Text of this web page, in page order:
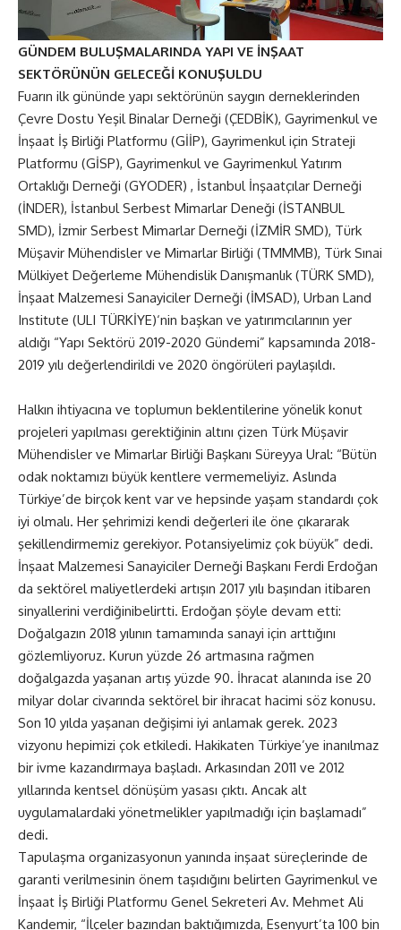
GÜNDEM BULUŞMALARINDA YAPI VE İNŞAAT
SEKTÖRÜNÜN GELECEĞİ KONUŞULDU
Fuarın ilk gününde yapı sektörünün saygın derneklerinden
Çevre Dostu Yeşil Binalar Derneği (ÇEDBİK), Gayrimenkul ve
İnşaat İş Birliği Platformu (GİİP), Gayrimenkul için Strateji
Platformu (GİSP), Gayrimenkul ve Gayrimenkul Yatırım
Ortaklığı Derneği (GYODER) , İstanbul İnşaatçılar Derneği
(İNDER), İstanbul Serbest Mimarlar Deneği (İSTANBUL
SMD), İzmir Serbest Mimarlar Derneği (İZMİR SMD), Türk
Müşavir Mühendisler ve Mimarlar Birliği (TMMMB), Türk Sınai
Mülkiyet Değerleme Mühendislik Danışmanlık (TÜRK SMD),
İnşaat Malzemesi Sanayiciler Derneği (İMSAD), Urban Land
Institute (ULI TÜRKİYE)‘nin başkan ve yatırımcılarının yer
aldığı “Yapı Sektörü 2019-2020 Gündemi” kapsamında 2018-
2019 yılı değerlendirildi ve 2020 öngörüleri paylaşıldı.
Halkın ihtiyacına ve toplumun beklentilerine yönelik konut
projeleri yapılması gerektiğinin altını çizen Türk Müşavir
Mühendisler ve Mimarlar Birliği Başkanı Süreyya Ural: “Bütün
odak noktamızı büyük kentlere vermemeliyiz. Aslında
Türkiye’de birçok kent var ve hepsinde yaşam standardı çok
iyi olmalı. Her şehrimizi kendi değerleri ile öne çıkararak
şekillendirmemiz gerekiyor. Potansiyelimiz çok büyük” dedi.
İnşaat Malzemesi Sanayiciler Derneği Başkanı Ferdi Erdoğan
da sektörel maliyetlerdeki artışın 2017 yılı başından itibaren
sinyallerini verdiğinibelirtti. Erdoğan şöyle devam etti:
Doğalgazın 2018 yılının tamamında sanayi için arttığını
gözlemliyoruz. Kurun yüzde 26 artmasına rağmen
doğalgazda yaşanan artış yüzde 90. İhracat alanında ise 20
milyar dolar civarında sektörel bir ihracat hacimi söz konusu.
Son 10 yılda yaşanan değişimi iyi anlamak gerek. 2023
vizyonu hepimizi çok etkiledi. Hakikaten Türkiye’ye inanılmaz
bir ivme kazandırmaya başladı. Arkasından 2011 ve 2012
yıllarında kentsel dönüşüm yasası çıktı. Ancak alt
uygulamalardaki yönetmelikler yapılmadığı için başlamadı”
dedi.
Tapulaşma organizasyonun yanında inşaat süreçlerinde de
garanti verilmesinin önem taşıdığını belirten Gayrimenkul ve
İnşaat İş Birliği Platformu Genel Sekreteri Av. Mehmet Ali
Kandemir, “İlçeler bazından baktığımızda, Esenyurt’ta 100 bin